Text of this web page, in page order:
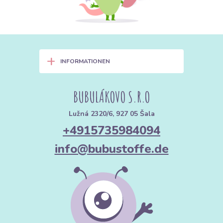
Temperaturregulierend:Die offene Webart lässt die Luft frei
zirkulieren. Im Sommer kühlt er angenehm, im Winter speichert er
die Körperwärme.
Wird mit jeder Wäsche weicher:Je öfter Sie Musselin
waschen, desto weicher und bauschiger wird er.
Vorteil. Nach dem Waschen lässt man ihn am besten einfach an
2. Was man aus Musselin nähen
kann: Von Baby bis Business
👶 Für die Kleinsten (Must-have Erstausstattung)
Windeln und Badetücher:Dank der hohen Saugfähigkeit und
Weichheit ideal für die empfindliche Babyhaut.
Pucksäcke und Schmusetücher:Musselin vermittelt ein Gefühl
+ INFORMATIONEN
BUBULÁKOVO S.R.O
Lužná 2320/6, 927 05 Šala
+4915735984094
info@bubustoffe.de